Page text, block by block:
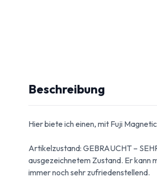
Beschreibung
Hier biete ich einen, mit Fuji
Artikelzustand: GEBRAUCHT –
ausgezeichnetem Zustand. Er kann
immer noch sehr zufriedenstellend.